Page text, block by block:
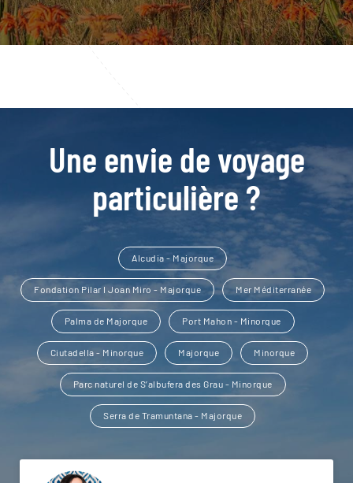
Une envie de voyage
particulière ?
Alcudia - Majorque
Fondation Pilar I Joan Miro - Majorque Mer Méditerranée
Palma de Majorque Port Mahon - Minorque
Ciutadella - Minorque Majorque Minorque
Parc naturel de S’albufera des Grau - Minorque
Serra de Tramuntana - Majorque